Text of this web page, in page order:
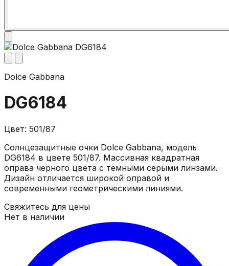
Dolce Gabbana
DG6184
Цвет: 501/87
Солнцезащитные очки Dolce Gabbana, модель
DG6184 в цвете 501/87. Массивная квадратная
оправа черного цвета с темными серыми линзами.
Дизайн отличается широкой оправой и
современными геометрическими линиями.
Свяжитесь для цены
Нет в наличии